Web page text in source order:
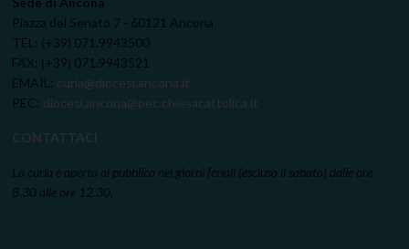
Piazza del Senato 7 - 60121 Ancona
TEL: (+39) 071.9943500
FAX: (+39) 071.9943521
EMAIL: curia@diocesi.ancona.it
PEC: diocesi.ancona@pec.chiesacattolica.it
CONTATTACI
La curia è aperta al pubblico nei giorni feriali (escluso il sabato) dalle ore
8.30 alle ore 12.30.